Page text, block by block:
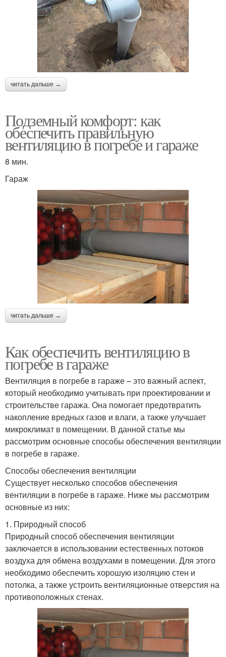
читать дальше →
Подземный комфорт: как
обеспечить правильную
вентиляцию в погребе и гараже
8 мин.
Гараж
читать дальше →
Как обеспечить вентиляцию в
погребе в гараже
Вентиляция в погребе в гараже – это важный аспект,
который необходимо учитывать при проектировании и
строительстве гаража. Она помогает предотвратить
накопление вредных газов и влаги, а также улучшает
микроклимат в помещении. В данной статье мы
рассмотрим основные способы обеспечения вентиляции
в погребе в гараже.
Способы обеспечения вентиляции
Существует несколько способов обеспечения
вентиляции в погребе в гараже. Ниже мы рассмотрим
основные из них:
1. Природный способ
Природный способ обеспечения вентиляции
заключается в использовании естественных потоков
воздуха для обмена воздухами в помещении. Для этого
необходимо обеспечить хорошую изоляцию стен и
потолка, а также устроить вентиляционные отверстия на
противоположных стенах.